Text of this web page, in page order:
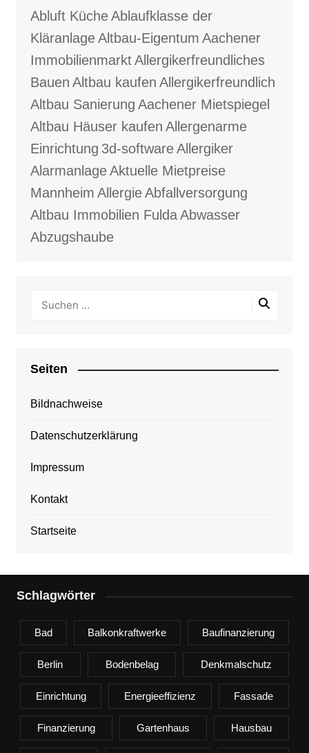
Abluft KücheAblaufklasse der
KläranlageAltbau-Eigentum Aachener
ImmobilienmarktAllergikerfreundliches
Bauen Altbau kaufen Allergikerfreundlich
Altbau Sanierung Aachener Mietspiegel
Altbau Häuser kaufen Allergenarme
Einrichtung 3d-softwareAllergiker
AlarmanlageAktuelle Mietpreise
Mannheim AllergieAbfallversorgung
Altbau Immobilien FuldaAbwasser
Abzugshaube
Seiten
Bildnachweise
Datenschutzerklärung
Impressum
Kontakt
Startseite
Schlagwörter
Bad Balkonkraftwerke Baufinanzierung
Berlin Bodenbelag Denkmalschutz
Einrichtung Energieeffizienz Fassade
Finanzierung Gartenhaus Hausbau